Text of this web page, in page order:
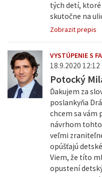
tých detí, ktoré
skutočne na
Zobrazit prepis
VYSTÚPENIE S
18.9.2020
Potocký
Ďakujem za
poslankyňa
chcem sa vám
návrhom
veľmi
opúšťajú
Viem, že títo
opustení